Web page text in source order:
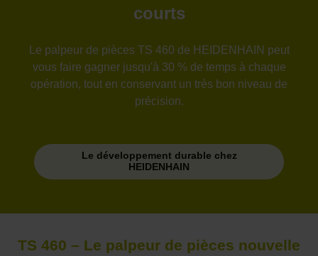
courts
Le palpeur de pièces TS 460 de HEIDENHAIN peut
vous faire gagner jusqu'à 30 % de temps à chaque
opération, tout en conservant un très bon niveau de
précision.
Le développement durable chez
HEIDENHAIN
TS 460 – Le palpeur de pièces nouvelle